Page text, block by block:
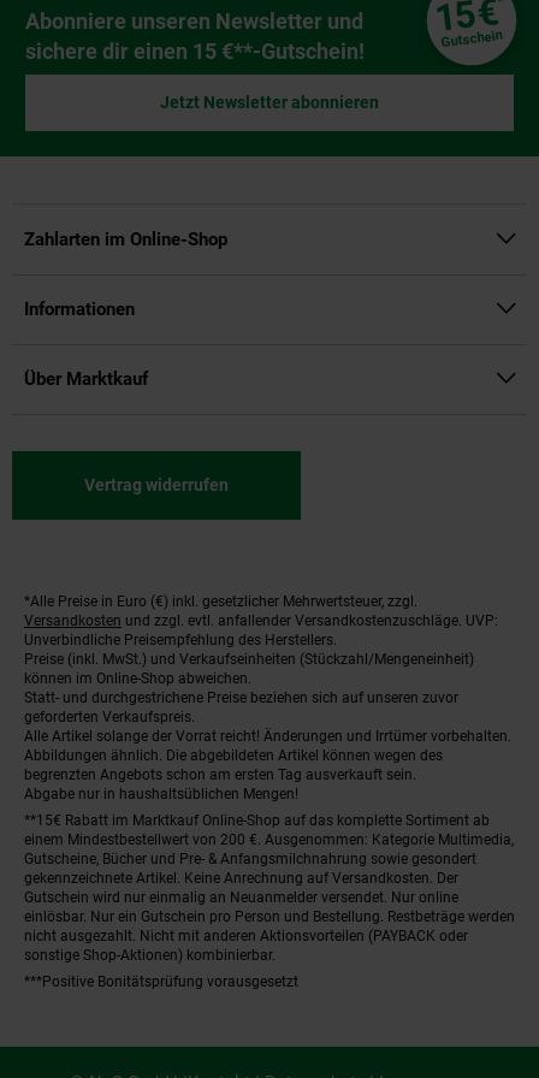
Newsletter Anmeldung
Abonniere unseren Newsletter und
sichere dir einen 15 €**-Gutschein!
15€
Gutschein
Jetzt Newsletter abonnieren
Zahlarten im Online-Shop
Informationen
Über Marktkauf
Vertrag widerrufen
Fußnoten
*Alle Preise in Euro (€) inkl. gesetzlicher Mehrwertsteuer, zzgl.
Versandkosten und zzgl. evtl. anfallender Versandkostenzuschläge. UVP:
Unverbindliche Preisempfehlung des Herstellers.
Preise (inkl. MwSt.) und Verkaufseinheiten (Stückzahl/Mengeneinheit)
können im Online-Shop abweichen.
Statt- und durchgestrichene Preise beziehen sich auf unseren zuvor
geforderten Verkaufspreis.
Alle Artikel solange der Vorrat reicht! Änderungen und Irrtümer vorbehalten.
Abbildungen ähnlich. Die abgebildeten Artikel können wegen des
begrenzten Angebots schon am ersten Tag ausverkauft sein.
Abgabe nur in haushaltsüblichen Mengen!
**15€ Rabatt im Marktkauf Online-Shop auf das komplette Sortiment ab
einem Mindestbestellwert von 200 €. Ausgenommen: Kategorie Multimedia,
Gutscheine, Bücher und Pre- & Anfangsmilchnahrung sowie gesondert
gekennzeichnete Artikel. Keine Anrechnung auf Versandkosten. Der
Gutschein wird nur einmalig an Neuanmelder versendet. Nur online
einlösbar. Nur ein Gutschein pro Person und Bestellung. Restbeträge werden
nicht ausgezahlt. Nicht mit anderen Aktionsvorteilen (PAYBACK oder
sonstige Shop-Aktionen) kombinierbar.
***Positive Bonitätsprüfung vorausgesetzt